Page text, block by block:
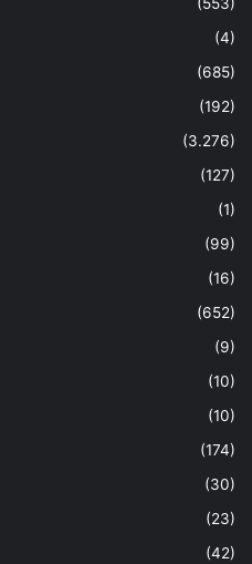
(553)
(4)
(685)
(192)
(3.276)
(127)
(1)
(99)
(16)
(652)
(9)
(10)
(10)
(174)
(30)
(23)
(42)